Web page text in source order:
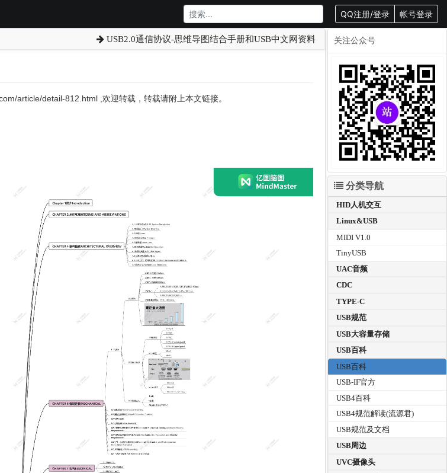
QQ注册/登录 帐号登录
USB2.0通信协议-思维导图结合手册和USB中文网资料
article/detail-812.html ,欢迎转载，转载请附上本文链接。
关注公众号
分类导航
HID人机交互
Linux&USB
MIDI V1.0
TinyUSB
UAC音频
CDC
TYPE-C
USB规范
USB大容量存储
USB百科
USB百科
USB-IF官方
USB4百科
USB4规范解读(流源君)
USB规范及文档
USB周边
UVC摄像头